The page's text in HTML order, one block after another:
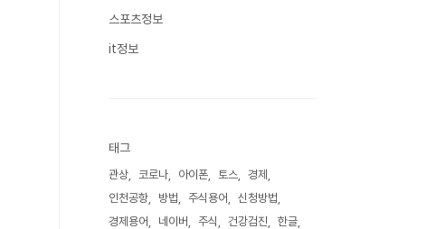
스포츠정보
it정보
태그
관상 코로나 아이폰 토스
경제
인천공항
방법 주식용어
신청방법
경제용어
네이버 주식 건강검진
한글